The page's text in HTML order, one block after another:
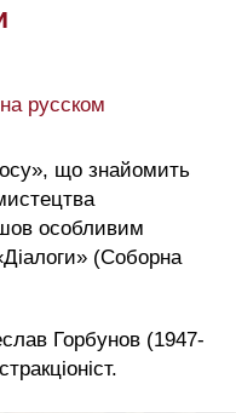
русском
що знайомить
особливим
(Соборна
Горбунов (1947-